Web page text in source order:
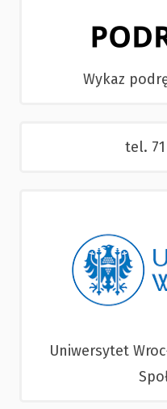
Wykaz
tel.
Uniwersytet